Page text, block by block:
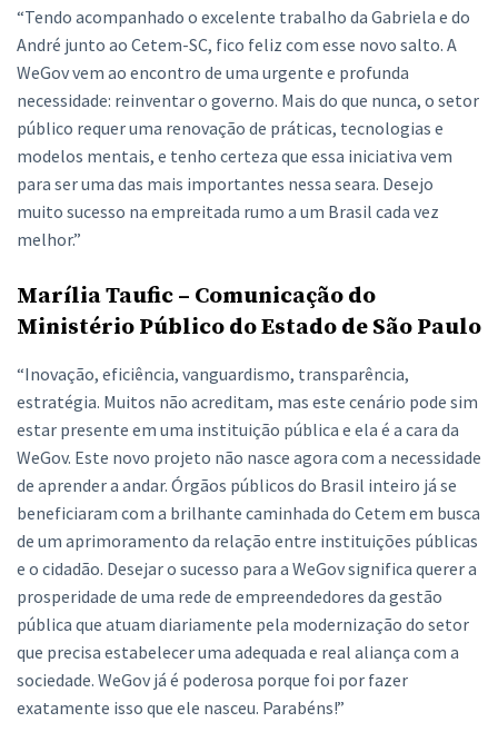
“Tendo acompanhado o excelente trabalho da Gabriela e do
André junto ao Cetem-SC, fico feliz com esse novo salto. A
WeGov vem ao encontro de uma urgente e profunda
necessidade: reinventar o governo. Mais do que nunca, o setor
público requer uma renovação de práticas, tecnologias e
modelos mentais, e tenho certeza que essa iniciativa vem
para ser uma das mais importantes nessa seara. Desejo
muito sucesso na empreitada rumo a um Brasil cada vez
melhor.”
Marília Taufic – Comunicação do
Ministério Público do Estado de São Paulo
“Inovação, eficiência, vanguardismo, transparência,
estratégia. Muitos não acreditam, mas este cenário pode sim
estar presente em uma instituição pública e ela é a cara da
WeGov. Este novo projeto não nasce agora com a necessidade
de aprender a andar. Órgãos públicos do Brasil inteiro já se
beneficiaram com a brilhante caminhada do Cetem em busca
de um aprimoramento da relação entre instituições públicas
e o cidadão. Desejar o sucesso para a WeGov significa querer a
prosperidade de uma rede de empreendedores da gestão
pública que atuam diariamente pela modernização do setor
que precisa estabelecer uma adequada e real aliança com a
sociedade. WeGov já é poderosa porque foi por fazer
exatamente isso que ele nasceu. Parabéns!”